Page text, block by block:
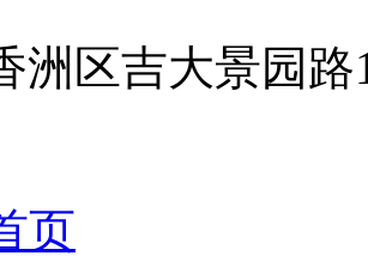
洲区吉大景园
页